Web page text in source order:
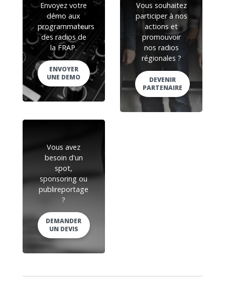
Envoyez votre
démo aux
programmateurs
des radios de
la FRAP.
ENVOYER
UNE DEMO
Vous souhaitez
participer à nos
actions et
promouvoir
nos radios
régionales ?
DEVENIR
PARTENAIRE
Vous avez
besoin d'un
spot,
sponsoring ou
publireportage
?
DEMANDER
UN DEVIS